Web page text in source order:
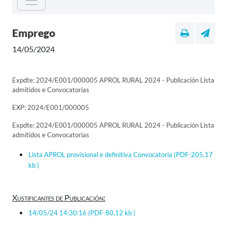
Emprego
14/05/2024
Expdte: 2024/E001/000005 APROL RURAL 2024 - Publicación Lista
admitidos e Convocatorias
EXP: 2024/E001/000005
Expdte: 2024/E001/000005 APROL RURAL 2024 - Publicación Lista
admitidos e Convocatorias
Lista APROL provisional e definitiva Convocatoria (PDF-205,17
kb )
Xustificantes de Publicación:
14/05/24 14:30:16 (PDF-80,12 kb )